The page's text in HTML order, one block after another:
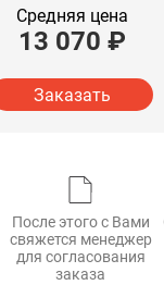
Средняя цена
13 070 ₽
Заказать
После этого с Вами
свяжется менеджер
для согласования
заказа